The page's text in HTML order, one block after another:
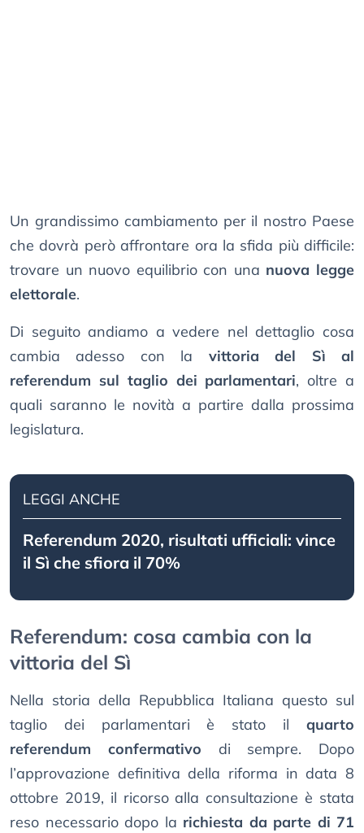
Un grandissimo cambiamento per il nostro Paese
che dovrà però affrontare ora la sfida più difficile:
trovare un nuovo equilibrio con una nuova legge
elettorale.
Di seguito andiamo a vedere nel dettaglio cosa
cambia adesso con la vittoria del Sì al
referendum sul taglio dei parlamentari, oltre a
quali saranno le novità a partire dalla prossima
legislatura.
LEGGI ANCHE
Referendum 2020, risultati ufficiali: vince
il Sì che sfiora il 70%
Referendum: cosa cambia con la
vittoria del Sì
Nella storia della Repubblica Italiana questo sul
taglio dei parlamentari è stato il quarto
referendum confermativo di sempre. Dopo
l’approvazione definitiva della riforma in data 8
ottobre 2019, il ricorso alla consultazione è stata
reso necessario dopo la richiesta da parte di 71